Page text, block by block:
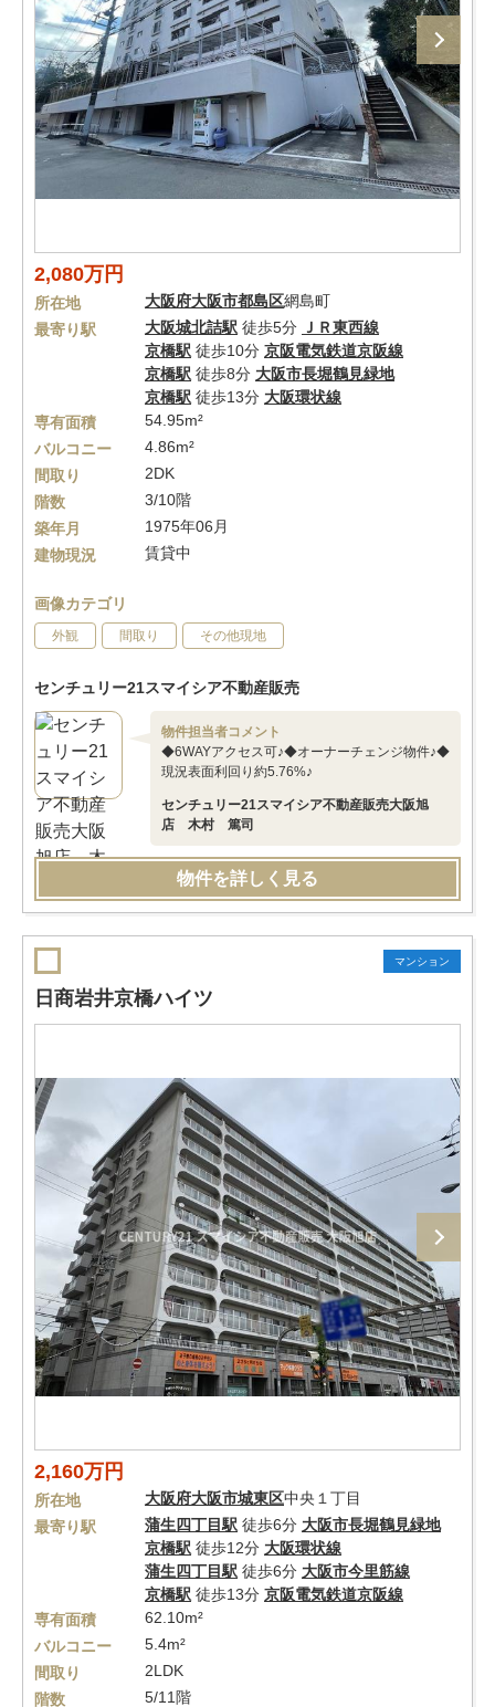
2,080万円
所在地 大阪府大阪市都島区網島町
最寄り駅
大阪城北詰駅 徒歩5分 ＪＲ東西線
京橋駅 徒歩10分 京阪電気鉄道京阪線
京橋駅 徒歩8分 大阪市長堀鶴見緑地
京橋駅 徒歩13分 大阪環状線
専有面積
54.95m²
バルコニー
4.86m²
間取り
2DK
階数
3/10階
築年月
1975年06月
建物現況
賃貸中
画像カテゴリ
外観 間取り その他現地
センチュリー21スマイシア不動産販売
物件担当者コメント
◆6WAYアクセス可♪◆オーナーチェンジ物件♪◆
現況表面利回り約5.76%♪
センチュリー21スマイシア不動産販売大阪旭
店 木村 篤司
物件を詳しく見る
マンション
日商岩井京橋ハイツ
2,160万円
所在地 大阪府大阪市城東区中央１丁目
最寄り駅
蒲生四丁目駅 徒歩6分 大阪市長堀鶴見緑地
京橋駅 徒歩12分 大阪環状線
蒲生四丁目駅 徒歩6分 大阪市今里筋線
京橋駅 徒歩13分 京阪電気鉄道京阪線
専有面積
62.10m²
バルコニー
5.4m²
間取り
2LDK
階数
5/11階